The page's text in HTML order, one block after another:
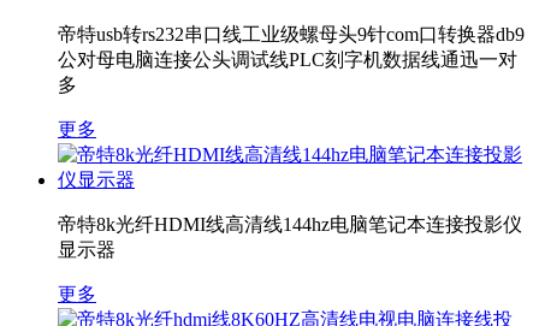
帝特usb转rs232串口线工业级螺母头9针com口转换器db9
公对母电脑连接公头调试线PLC刻字机数据线通迅一对
多
更多
帝特8k光纤HDMI线高清线144hz电脑笔记本连接投影仪
显示器
更多